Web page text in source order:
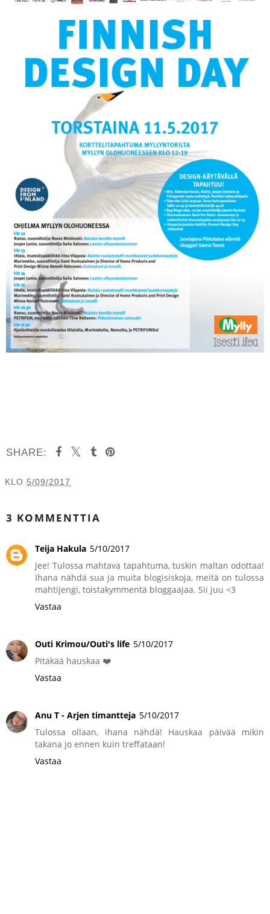
SHARE:
KLO 5/09/2017
3 KOMMENTTIA
Teija Hakula 5/10/2017
Jee! Tulossa mahtava tapahtuma, tuskin maltan odottaa!
Ihana nähdä sua ja muita blogisiskoja, meitä on tulossa
mahtijengi, toistakymmentä bloggaajaa. Sii juu <3
Vastaa
Outi Krimou/Outi's life 5/10/2017
Pitäkää hauskaa ❤️
Vastaa
Anu T - Arjen timantteja 5/10/2017
Tulossa ollaan, ihana nähdä! Hauskaa päivää mikin
takana jo ennen kuin treffataan!
Vastaa